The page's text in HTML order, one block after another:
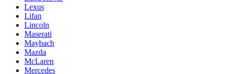
Lexus
Lifan
Lincoln
Maserati
Maybach
Mazda
McLaren
Mercedes